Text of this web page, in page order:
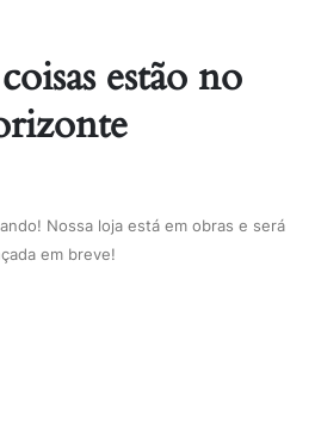
estão no
Nossa loja está em obras e será
em breve!